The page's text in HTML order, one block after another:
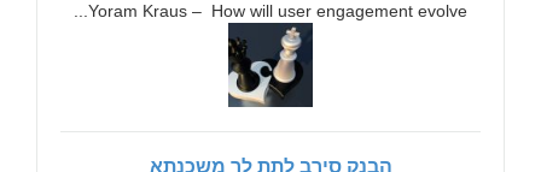
Yoram Kraus – How will user engagement evolve...
הבנק סירב לתת לך משכנתא